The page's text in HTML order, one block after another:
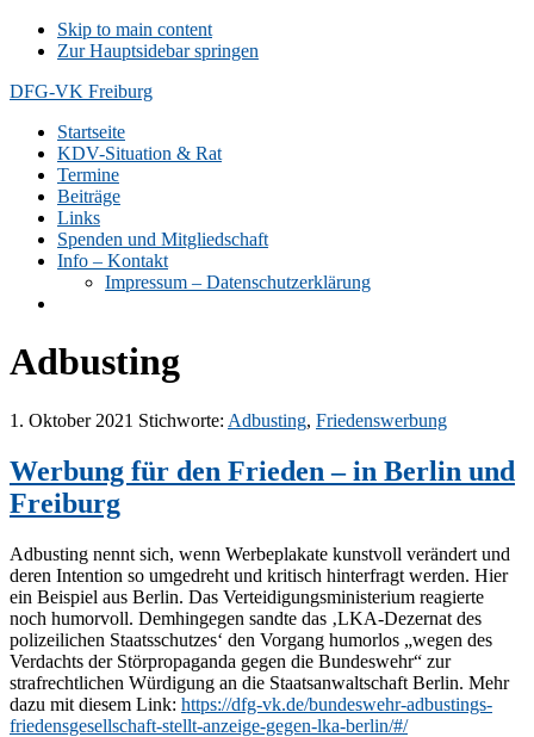
Skip to main content
Zur Hauptsidebar springen
DFG-VK Freiburg
Startseite
KDV-Situation & Rat
Termine
Beiträge
Links
Spenden und Mitgliedschaft
Info – Kontakt
Impressum – Datenschutzerklärung
Adbusting
1. Oktober 2021 Stichworte: Adbusting, Friedenswerbung
Werbung für den Frieden – in Berlin und
Freiburg
Adbusting nennt sich, wenn Werbeplakate kunstvoll verändert und
deren Intention so umgedreht und kritisch hinterfragt werden. Hier
ein Beispiel aus Berlin. Das Verteidigungsministerium reagierte
noch humorvoll. Demhingegen sandte das ‚LKA-Dezernat des
polizeilichen Staatsschutzes‘ den Vorgang humorlos „wegen des
Verdachts der Störpropaganda gegen die Bundeswehr“ zur
strafrechtlichen Würdigung an die Staatsanwaltschaft Berlin. Mehr
dazu mit diesem Link: https://dfg-vk.de/bundeswehr-adbustings-
friedensgesellschaft-stellt-anzeige-gegen-lka-berlin/#/